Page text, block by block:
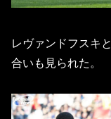
レヴァンドフスキ
合いも見られた。